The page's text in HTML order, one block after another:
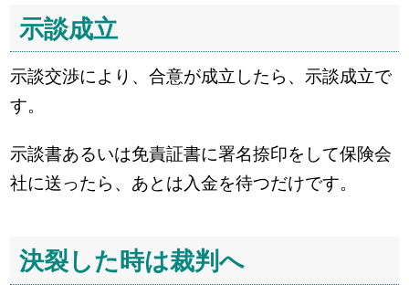
示談成立
示談交渉により、合意が成立したら、示談成立で
す。
示談書あるいは免責証書に署名捺印をして保険会
社に送ったら、あとは入金を待つだけです。
決裂した時は裁判へ